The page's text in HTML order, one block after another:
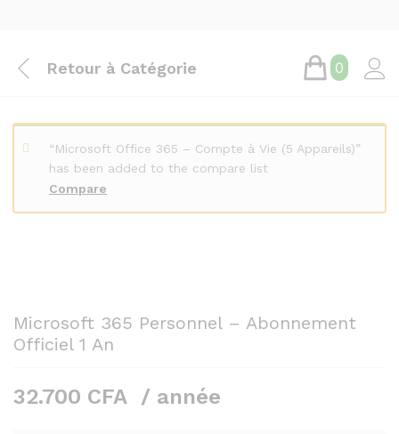
Retour à Catégorie 0
Compare
“Microsoft Office 365 – Compte à Vie (5 Appareils)”
has been added to the compare list
Microsoft 365 Personnel – Abonnement
Officiel 1 An
32.700 CFA / année